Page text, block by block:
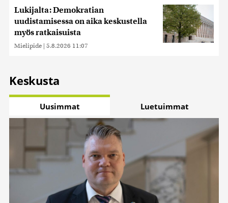
Lukijalta: Demokratian
uudistamisessa on aika keskustella
myös ratkaisuista
Mielipide | 5.8.2026 11:07
Keskusta
Uusimmat Luetuimmat